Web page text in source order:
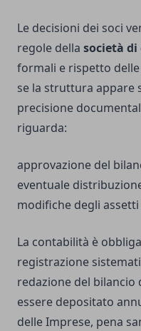
Le decisioni dei soci
regole della società
formali e rispetto
se la struttura appare
precisione
riguarda:
approvazione del
eventuale
modifiche degli
La contabilità è
registrazione
redazione del bilancio
essere depositato
delle Imprese, pena